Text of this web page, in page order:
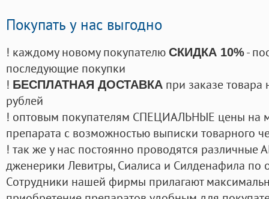
Покупать у нас выгодно
! каждому новому покупателю СКИДКА 10%-
последующие покупки
! БЕСПЛАТНАЯ ДОСТАВКА при заказе
рублей
! оптовым покупателям СПЕЦИАЛЬНЫЕ цены на
препарата с возможностью выписки товарного
! так же у нас постоянно проводятся
дженерики Левитры, Сиалиса и Силденафила по
Cотрудники нашей фирмы прилагают